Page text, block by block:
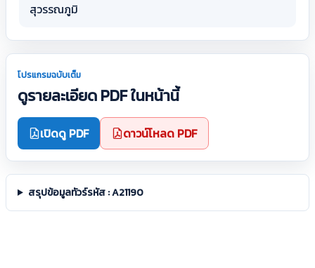
สุวรรณภูมิ
โปรแกรมฉบับเต็ม
ดูรายละเอียด PDF ในหน้านี้
เปิดดู PDF ดาวน์โหลด PDF
สรุปข้อมูลทัวร์รหัส : A21190